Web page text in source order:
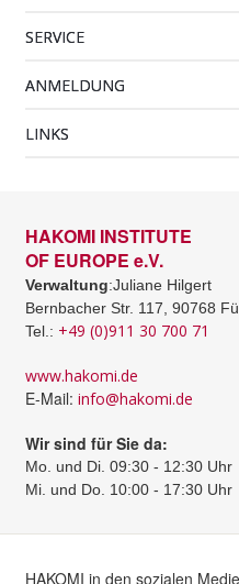
SERVICE
ANMELDUNG
LINKS
HAKOMI INSTITUTE
OF EUROPE e.V.
Verwaltung:Juliane Hilgert
Bernbacher Str. 117, 90768
Tel.: +49 (0)911 30 700 71
www.hakomi.de
E-Mail: info@hakomi.de
Wir sind für Sie da:
Mo. und Di. 09:30 - 12:30 Uhr
Mi. und Do. 10:00 - 17:30 Uhr
HAKOMI in den sozialen